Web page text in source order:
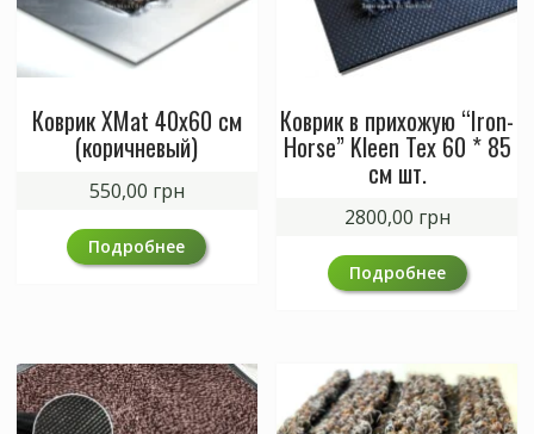
Коврик XMat 40х60 см
(коричневый)
550,00 грн
Подробнее
Коврик в прихожую “Iron-
Horse” Kleen Tex 60 * 85
см шт.
2800,00 грн
Подробнее